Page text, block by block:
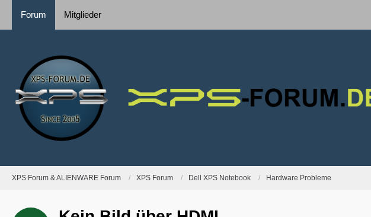
Forum Mitglieder
XPS Forum & ALIENWARE Forum XPS Forum Dell XPS Notebook Hardware Probleme